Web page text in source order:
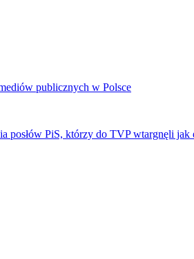
publicznych w Polsce
posłów PiS, którzy do TVP wtargnęli jak